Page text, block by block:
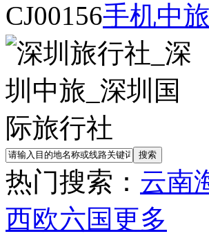
CJ00156手机中旅
热门搜索： 云南
西欧六国更多